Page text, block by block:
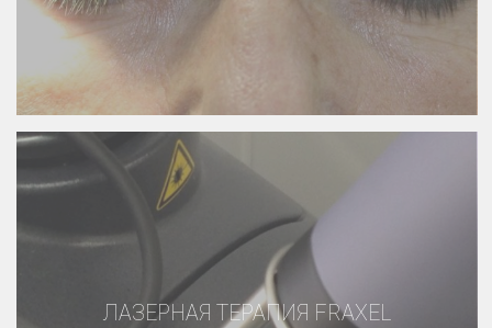
ЛАЗЕРНАЯ ТЕРАПИЯ FRAXEL